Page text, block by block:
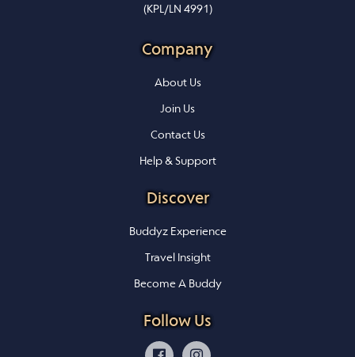
(KPL/LN 4991)
Company
About Us
Join Us
Contact Us
Help & Support
Discover
Buddyz Experience
Travel Insight
Become A Buddy
Follow Us